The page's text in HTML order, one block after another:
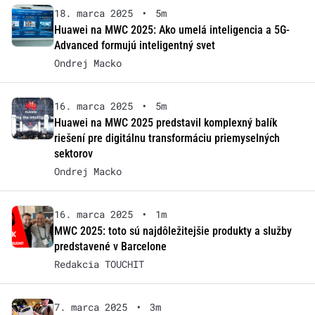
18. marca 2025 •
5m
Huawei na MWC 2025: Ako umelá inteligencia a 5G-
Advanced formujú inteligentný svet
Ondrej Macko
16. marca 2025 •
5m
Huawei na MWC 2025 predstavil komplexný balík
riešení pre digitálnu transformáciu priemyselných
sektorov
Ondrej Macko
16. marca 2025 •
1m
MWC 2025: toto sú najdôležitejšie produkty a služby
predstavené v Barcelone
Redakcia TOUCHIT
7. marca 2025 •
3m